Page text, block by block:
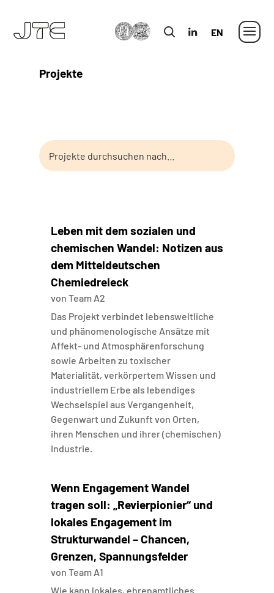
Englisch
MLU
Projekte
Leben mit dem sozialen und
chemischen Wandel: Notizen aus
dem Mitteldeutschen
Chemiedreieck
von Team A2
Das Projekt verbindet lebensweltliche
und phänomenologische Ansätze mit
Affekt- und Atmosphärenforschung
sowie Arbeiten zu toxischer
Materialität, verkörpertem Wissen und
industriellem Erbe als lebendiges
Wechselspiel aus Vergangenheit,
Gegenwart und Zukunft von Orten,
ihren Menschen und ihrer (chemischen)
Industrie.
Wenn Engagement Wandel
tragen soll: „Revierpionier“ und
lokales Engagement im
Strukturwandel – Chancen,
Grenzen, Spannungsfelder
von Team A1
Wie kann lokales, ehrenamtliches